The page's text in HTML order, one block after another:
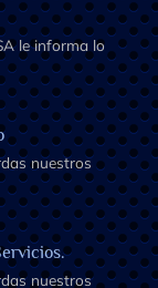
le informa lo
nuestros
nuestros